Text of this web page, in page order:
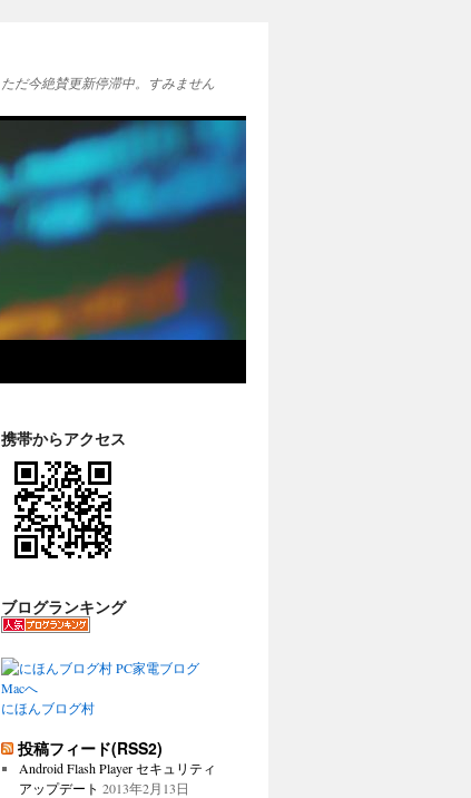
ただ今絶賛更新停滞中。すみません
携帯からアクセス
ブログランキング
にほんブログ村
投稿フィード(RSS2)
Android Flash Player セキュリティ
アップデート 2013年2月13日